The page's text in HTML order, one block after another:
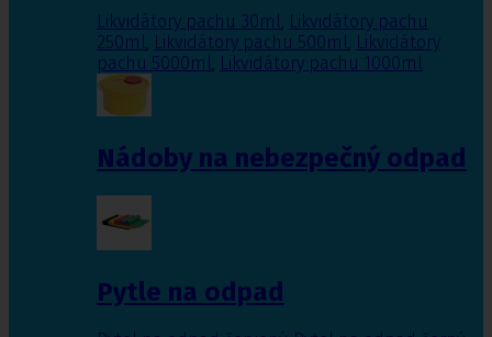
Likvidátory pachu 30ml, Likvidátory pachu
250ml, Likvidátory pachu 500ml, Likvidátory
pachu 5000ml, Likvidátory pachu 1000ml
Nádoby na nebezpečný odpad
Pytle na odpad